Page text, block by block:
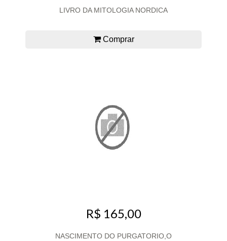
LIVRO DA MITOLOGIA NORDICA
Comprar
R$ 165,00
NASCIMENTO DO PURGATORIO,O